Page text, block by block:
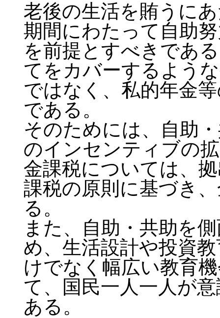
老後の生活を賄うに
期間にわたって自助
を前提とすべきであ
てをカバーするよう
ではなく、私的年金
である。
そのためには、自助
のインセンティブの
金課税については、
課税の原則に基づき
る。
また、自助・共助を
め、生活設計や投資
けでなく幅広い教育
て、国民一人一人が
ある。